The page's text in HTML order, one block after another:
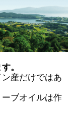
。
産だけではあ
ブオイルは作